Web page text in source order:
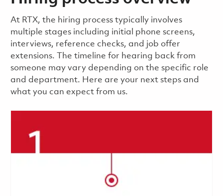
​​​​At RTX, the hiring process typically involves
multiple stages including initial phone screens,
interviews, reference checks, and job offer
extensions. The timeline for hearing back from
someone may vary depending on the specific role
and department. Here are your next steps and
what you can expect from us.